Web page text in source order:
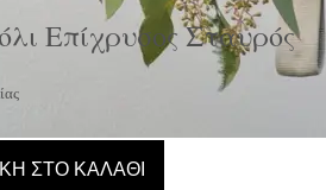
Επίχρυσος Σταυρός
ΣΤΟ ΚΑΛΆΘΙ